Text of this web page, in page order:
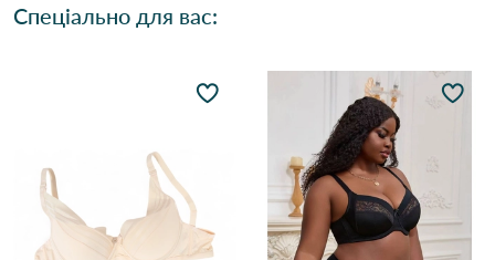
Спеціально для вас: